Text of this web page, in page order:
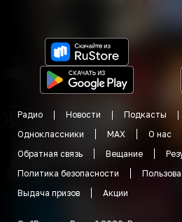
Радио Новости Подкасты
Одноклассники
MAX О нас
Обратная связь
Вещание
Политика безопасности
Выдача призов
Акции